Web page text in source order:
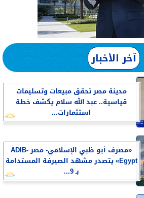
آخر الأخبار
مدينة مصر تحقق مبيعات وتسليمات
قياسية.. عبد الله سلام يكشف خطة
استثمارات...
«مصرف أبو ظبي الإسلامي- مصر ADIB-
Egypt» يتصدر مشهد الصيرفة المستدامة
بـ 9...